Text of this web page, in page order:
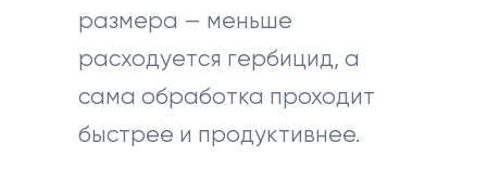
размера — меньше
расходуется гербицид, а
сама обработка проходит
быстрее и продуктивнее.